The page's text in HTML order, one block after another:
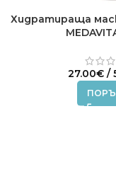
Хидратираща
27.00€/